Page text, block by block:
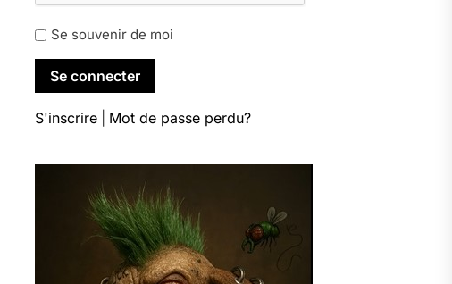
Se souvenir de moi
S'inscrire Mot de passe perdu?